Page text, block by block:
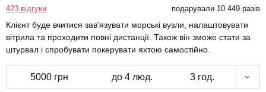
423 відгуки подарували 10 449 разів
Клієнт буде вчитися зав'язувати морські вузли, налаштовувати
вітрила та проходити повні дистанції. Також він зможе стати за
штурвал і спробувати покерувати яхтою самостійно.
5000 грн до 4 люд. 3 год.